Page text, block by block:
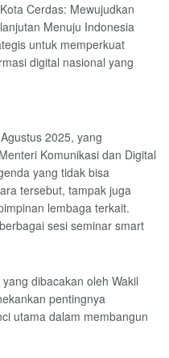
Cerdas: Mewujudkan
Menuju Indonesia
untuk memperkuat
digital nasional yang
2025, yang
Komunikasi dan Digital
yang tidak bisa
tersebut, tampak juga
lembaga terkait.
sesi seminar smart
dibacakan oleh Wakil
pentingnya
utama dalam membangun